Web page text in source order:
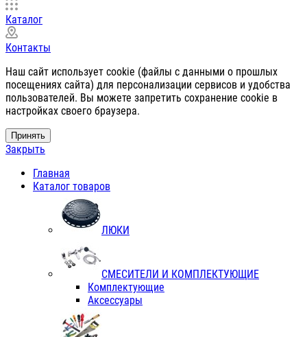
Каталог
Контакты
Наш сайт использует cookie (файлы с данными о прошлых
посещениях сайта) для персонализации сервисов и удобства
пользователей. Вы можете запретить сохранение cookie в
настройках своего браузера.
Принять
Закрыть
Главная
Каталог товаров
ЛЮКИ
СМЕСИТЕЛИ И КОМПЛЕКТУЮЩИЕ
Комплектующие
Аксессуары